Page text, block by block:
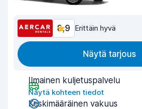
8,9 Erittäin hyvä
Näytä tarjous
Ilmainen kuljetuspalvelu
Näytä kohteen tiedot
Keskimääräinen vakuus